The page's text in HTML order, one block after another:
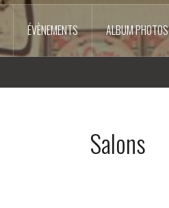
ÉVÈNEMENTS ALBUM PHOTOS
Salons